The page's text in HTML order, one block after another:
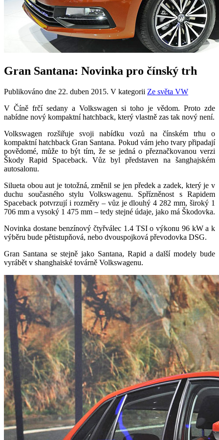
Gran Santana: Novinka pro čínský trh
Publikováno dne 22. duben 2015. V kategorii Ze světa VW
V Číně frčí sedany a Volkswagen si toho je vědom. Proto zde
nabídne nový kompaktní hatchback, který vlastně zas tak nový není.
Volkswagen rozšiřuje svoji nabídku vozů na čínském trhu o
kompaktní hatchback Gran Santana. Pokud vám jeho tvary připadají
povědomé, může to být tím, že se jedná o přeznačkovanou verzi
Škody Rapid Spaceback. Vůz byl představen na šanghajském
autosalonu.
Silueta obou aut je totožná, změnil se jen předek a zadek, který je v
duchu současného stylu Volkswagenu. Spřízněnost s Rapidem
Spaceback potvrzují i rozměry – vůz je dlouhý 4 282 mm, široký 1
706 mm a vysoký 1 475 mm – tedy stejné údaje, jako má Škodovka.
Novinka dostane benzínový čtyřválec 1.4 TSI o výkonu 96 kW a k
výběru bude pětistupňová, nebo dvouspojková převodovka DSG.
Gran Santana se stejně jako Santana, Rapid a další modely bude
vyrábět v shanghaiské továrně Volkswagenu.